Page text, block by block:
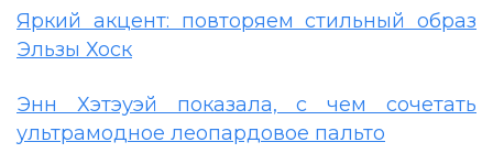
Яркий акцент: повторяем стильный образ
Эльзы Хоск
Энн Хэтэуэй показала, с чем сочетать
ультрамодное леопардовое пальто